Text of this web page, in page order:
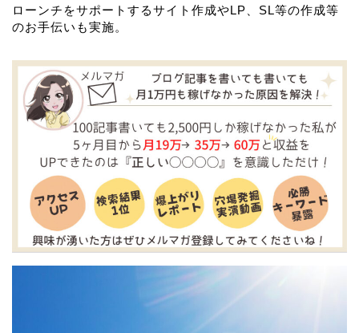
ローンチをサポートするサイト作成やLP、SL等の作成等
のお手伝いも実施。